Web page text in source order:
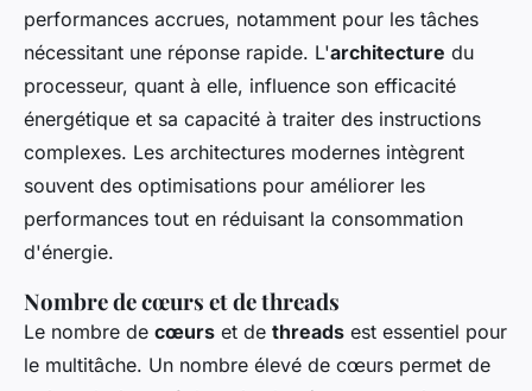
performances accrues, notamment pour les tâches
nécessitant une réponse rapide. L'architecture du
processeur, quant à elle, influence son efficacité
énergétique et sa capacité à traiter des instructions
complexes. Les architectures modernes intègrent
souvent des optimisations pour améliorer les
performances tout en réduisant la consommation
d'énergie.
Nombre de cœurs et de threads
Le nombre de cœurs et de threads est essentiel pour
le multitâche. Un nombre élevé de cœurs permet de